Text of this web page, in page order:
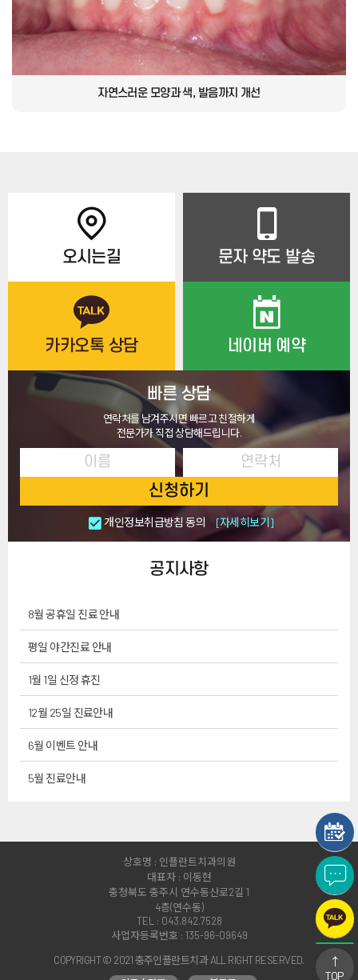
↑
TOP
자연스러운 모양과 색, 발음까지 개선
공지사항
8월 공휴일 진료 안내
평일 야간진료 안내
1월 1일 신정 휴진
12월 25일 진료안내
6월 이벤트 안내
5월 진료안내
오시는길 문자 약도 발송
카카오톡 상담 네이버 예약
빠른 상담
연락처를 남겨주시면 빠르고 친절하게
전문가가 직접 상담해드립니다.
신청하기
개인정보취급방침 동의 [자세히보기]
상호명 : 인플란트치과의원
대표자 : 이동현
충청북도 충주시 연수동산로2길 1
4층(연수동)
TEL : 043.842.7528
사업자등록번호 : 135-96-09649
COPYRIGHT © 2021 충주인플란트치과 ALL RIGHT RESERVED.